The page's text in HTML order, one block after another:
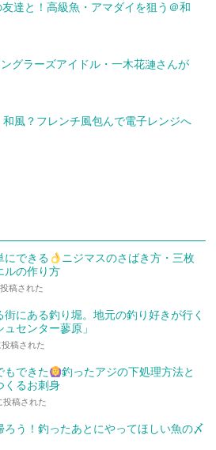
達と！高級魚・アマダイを狙う ＠和
グラーズアイドル・一木花漣さんが
和風？フレンチ風包んで電子レンジへ
にできる
ニジマスのさばき方・三枚
ルの作り方
稿された
街にある釣り堀。地元の釣り好きが行く
ュセンター蓼原」
稿された
もできた
釣ったアジの下処理方法と
くるお刺身
稿された
ろう！釣ったあとにやってほしい魚の〆